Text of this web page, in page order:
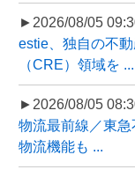
►2026/08/05
estie、独自の不
（CRE）領域を ...
►2026/08/05
物流最前線／東
物流機能も ...